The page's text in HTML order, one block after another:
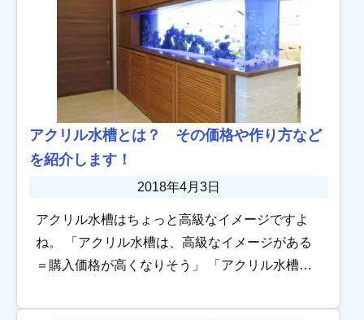
アクリル水槽とは？ その価格や作り方など
を紹介します！
2018年4月3日
アクリル水槽はちょっと高級なイメージですよ
ね。 「アクリル水槽は、高級なイメージがある
＝購入価格が高くなりそう」 「アクリル水槽
ンなどつけられて、自由度が高そう」 「アクリ